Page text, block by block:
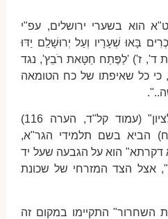
הוא בשערי ירושלים, עפ"י
בָּאוּ שְׁעָרָיו וְעַל יְרוּשָׁלִַם יַדּוּ
ד', ז') 'לַפֶּתַח חַטָּאת רֹבֵץ', נגד
כי כל שאיפתו של כח הטומאה
[הערת שוליים: ב"דורש לציון" (עמוד קל"ד, הערה 116)
הביא בשם תלמידי הגר"א,
דקרתא" הוא על הגבעה שעל יד
אצל הצד המזרחי של שכונת
התקיימו במקום זה